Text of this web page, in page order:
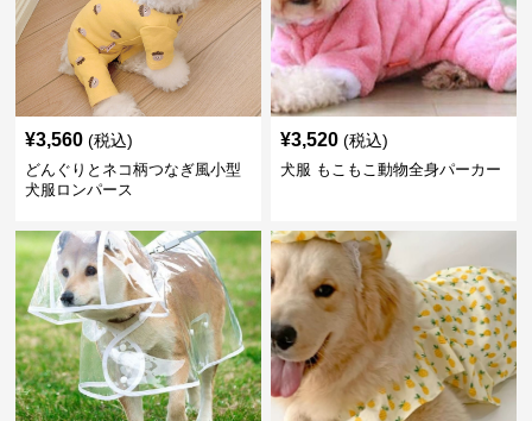
¥3,560 (税込)
どんぐりとネコ柄つなぎ風小型
犬服ロンパース
¥3,520 (税込)
犬服 もこもこ動物全身パーカー